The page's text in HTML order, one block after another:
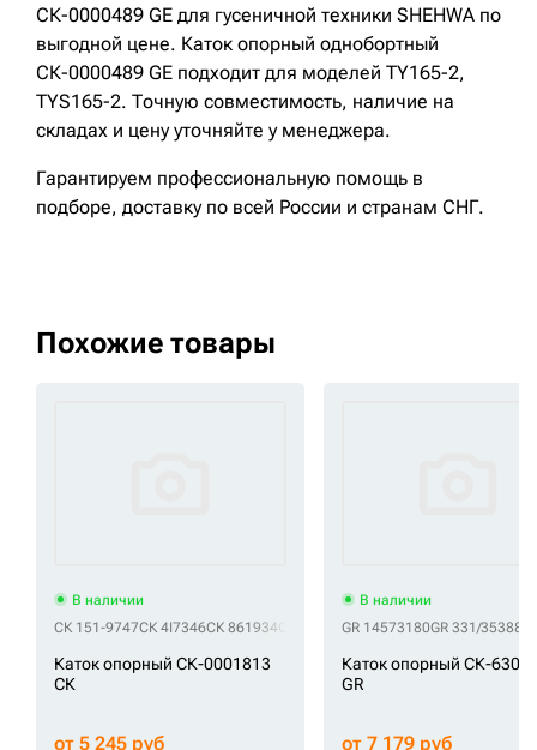
СК-0000489 GE для гусеничной техники SHEHWA по
выгодной цене. Каток опорный однобортный
СК-0000489 GE подходит для моделей TY165-2,
TYS165-2. Точную совместимость, наличие на
складах и цену уточняйте у менеджера.
Гарантируем профессиональную помощь в
подборе, доставку по всей России и странам СНГ.
Похожие товары
В наличии
СК 151-9747СК 4I7346СК 861934 СК A7801000M00СК A7801000Y00СК
Каток опорный СК-0001813
СК
от 5 245 руб
В наличии
GR 14573180GR 331/35388
Каток опорный СК-
GR
от 7 179 руб